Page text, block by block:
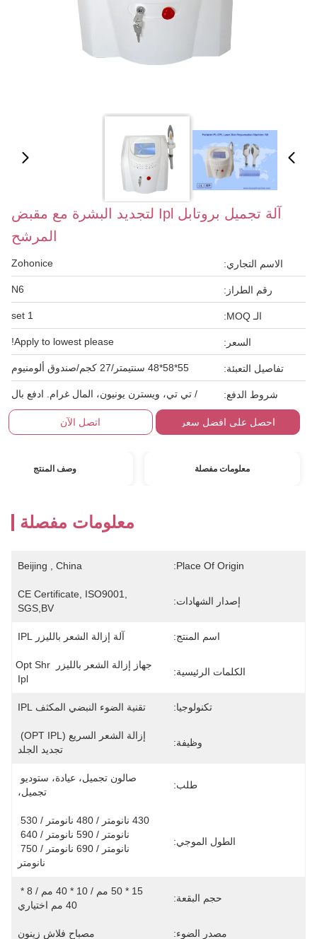
آلة تجميل بروتابل Ipl لتجديد البشرة مع مقبض
المرشح
الاسم التجاري: Zohonice
رقم الطراز: N6
الـ MOQ: 1 set
السعر: Apply to lowest please!
تفاصيل التعبئة: 55*58*48 سنتيمتر/27 كجم/صندوق ألومنيوم
شروط الدفع: / تي تي، ويسترن يونيون، المال غرام. ادفع بال
احصل على افضل سعر اتصل الآن
معلومات مفصلة وصف المنتج
معلومات مفصلة
Place Of Origin:
Beijing , China
إصدار الشهادات:
CE Certificate, ISO9001,
SGS,BV
اسم المنتج: آلة إزالة الشعر بالليزر IPL
الكلمات الرئيسية:
جهاز إزالة الشعر بالليزر Opt Shr
Ipl
تكنولوجيا: تقنية الضوء النبضي المكثف IPL
وظيفة:
تجديد الجلد
طلب:
تجميل،
الطول الموجي:
نانومتر
حجم البقعة:
40 مم اختياري
مصدر الضوء: مصباح فلاش زينون